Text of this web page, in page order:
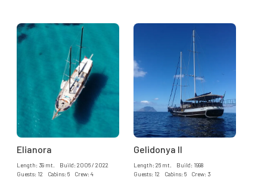
Elianora
Length: 39 mt. Build: 2006 / 2022
Guests: 12 Cabins: 6 Crew: 4
Gelidonya II
Length: 26 mt. Build: 1998
Guests: 12 Cabins: 6 Crew: 3